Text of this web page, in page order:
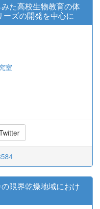
た高校生物教育の体
ーズの開発を中心に
室
限界乾燥地域におけ